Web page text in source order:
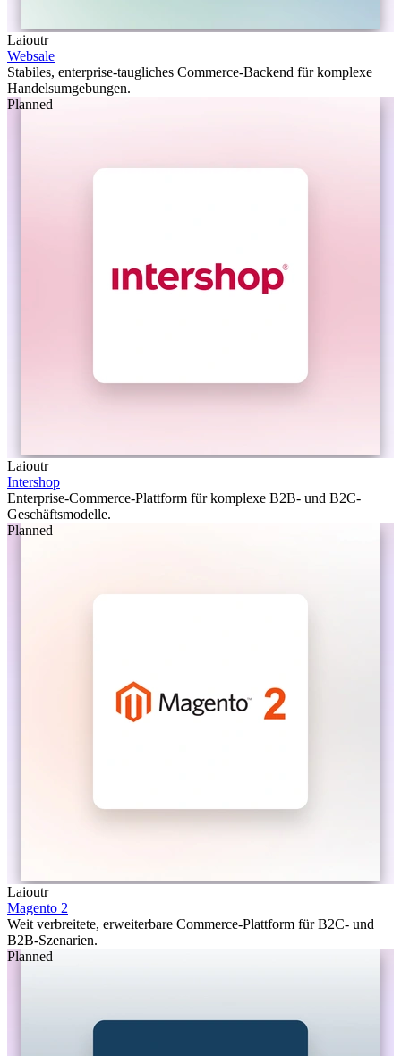
Laioutr
Websale
Stabiles, enterprise-taugliches Commerce-Backend für komplexe
Handelsumgebungen.
Planned
Laioutr
Intershop
Enterprise-Commerce-Plattform für komplexe B2B- und B2C-
Geschäftsmodelle.
Planned
Laioutr
Magento 2
Weit verbreitete, erweiterbare Commerce-Plattform für B2C- und
B2B-Szenarien.
Planned